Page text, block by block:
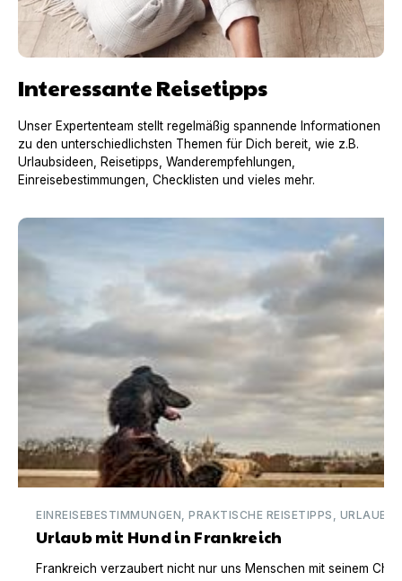
Interessante Reisetipps
Unser Expertenteam stellt regelmäßig spannende Informationen
zu den unterschiedlichsten Themen für Dich bereit, wie z.B.
Urlaubsideen, Reisetipps, Wanderempfehlungen,
Einreisebestimmungen, Checklisten und vieles mehr.
Urlaub mit Hund in Frankreich
EINREISEBESTIMMUNGEN, PRAKTISCHE REISETIPPS,
Urlaub mit Hund in Frankreich
Frankreich verzaubert nicht nur uns Menschen mit seinem